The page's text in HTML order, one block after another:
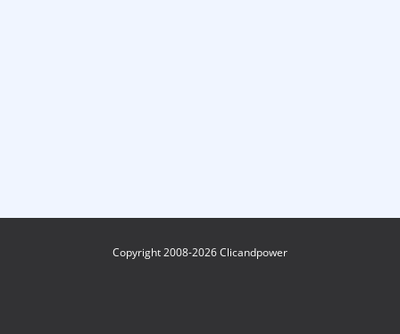
Copyright 2008-2026 Clicandpower